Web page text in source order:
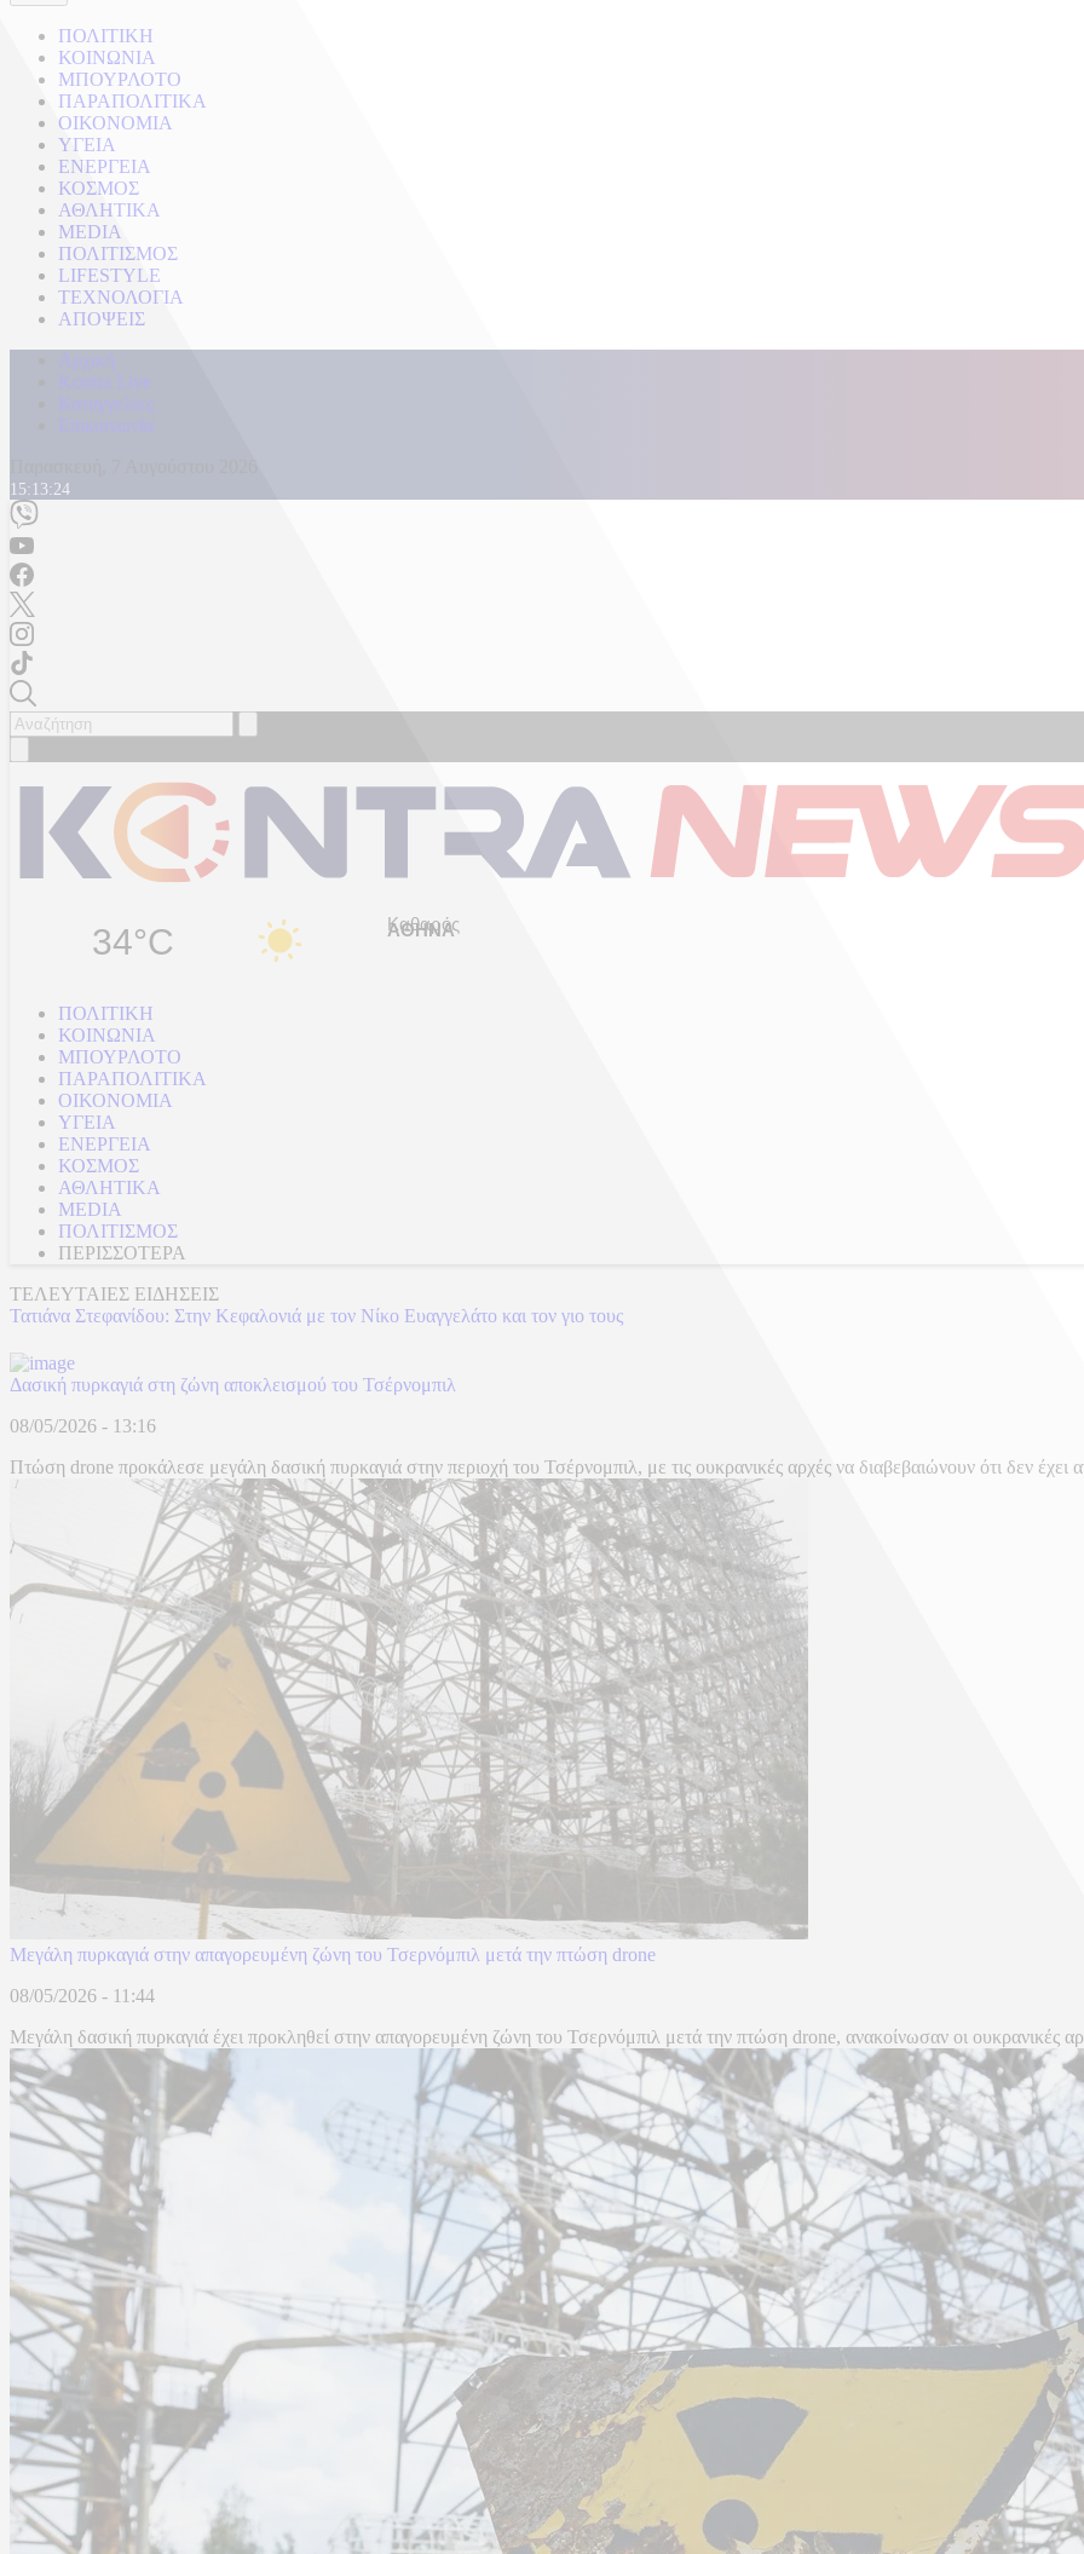
ΠΟΛΙΤΙΚΗ
ΚΟΙΝΩΝΙΑ
ΜΠΟΥΡΛΟΤΟ
ΠΑΡΑΠΟΛΙΤΙΚΑ
ΟΙΚΟΝΟΜΙΑ
ΥΓΕΙΑ
ΕΝΕΡΓΕΙΑ
ΚΟΣΜΟΣ
ΑΘΛΗΤΙΚΑ
MEDIA
ΠΟΛΙΤΙΣΜΟΣ
LIFESTYLE
ΤΕΧΝΟΛΟΓΙΑ
ΑΠΟΨΕΙΣ
Αρχική
Kontra Live
Καταγγελίες
Επικοινωνία
Παρασκευή, 7 Αυγούστου 2026
15:13:28
34°C Καθαρός
ΠΟΛΙΤΙΚΗ
ΚΟΙΝΩΝΙΑ
ΜΠΟΥΡΛΟΤΟ
ΠΑΡΑΠΟΛΙΤΙΚΑ
ΟΙΚΟΝΟΜΙΑ
ΥΓΕΙΑ
ΕΝΕΡΓΕΙΑ
ΚΟΣΜΟΣ
ΑΘΛΗΤΙΚΑ
MEDIA
ΠΟΛΙΤΙΣΜΟΣ
ΠΕΡΙΣΣΟΤΕΡΑ
ΤΕΛΕΥΤΑΙΕΣ ΕΙΔΗΣΕΙΣ
Τατιάνα Στεφανίδου: Στην Κεφαλονιά με τον Νίκο Ευαγγελάτο και τον γιο τους
Δασική πυρκαγιά στη ζώνη αποκλεισμού του Τσέρνομπιλ
08/05/2026 - 13:16
Πτώση drone προκάλεσε μεγάλη δασική πυρκαγιά στην περιοχή του Τσέρνομπιλ, με τις ουκρανικές αρχές να διαβεβαιώνουν ότι δεν έχει
Μεγάλη πυρκαγιά στην απαγορευμένη ζώνη του Τσερνόμπιλ μετά την πτώση drone
08/05/2026 - 11:44
Μεγάλη δασική πυρκαγιά έχει προκληθεί στην απαγορευμένη ζώνη του Τσερνόμπιλ μετά την πτώση drone, ανακοίνωσαν οι ουκρανικές